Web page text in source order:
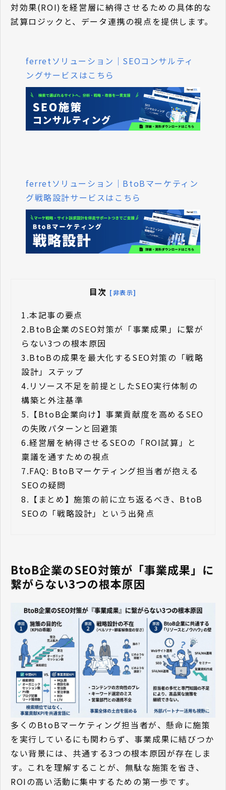
対効果(ROI)を経営層に納得させるための具体的な
試算ロジックと、データ連携の視点を提供します。
ferretソリューション｜SEOコンサルティ
ングサービスはこちら
ferretソリューション｜BtoBマーケティン
グ戦略設計サービスはこちら
目次 [非表示]
1.本記事の要点
2.BtoB企業のSEO対策が「事業成果」に繋が
らない3つの根本原因
3.BtoBの成果を最大化するSEO対策の「戦略
設計」ステップ
4. リソース不足を前提としたSEO実行体制の
構築と外注基準
5. 【BtoB企業向け】事業貢献度を高めるSEO
の失敗パターンと回避策
6.経営層を納得させるSEOの「ROI試算」と
稟議を通すための視点
7.FAQ: BtoBマーケティング担当者が抱える
SEOの疑問
8. 【まとめ】施策の前に立ち返るべき、BtoB
SEOの「戦略設計」という出発点
BtoB企業のSEO対策が「事業成果」に
繋がらない3つの根本原因
多くのBtoBマーケティング担当者が、懸命に施策
を実行しているにも関わらず、事業成果に結びつか
ない背景には、共通する3つの根本原因が存在しま
す。これを理解することが、無駄な施策を省き、
ROIの高い活動に集中するための第一歩です。